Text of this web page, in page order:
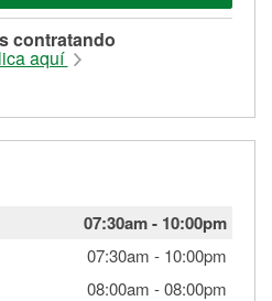
contratando
aquí
07:30am- 10:00pm
07:30am - 10:00pm
08:00am -08:00pm